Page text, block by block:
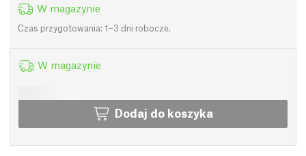
W magazynie
Czas przygotowania: 1–3 dni robocze.
W magazynie
Dodaj do koszyka